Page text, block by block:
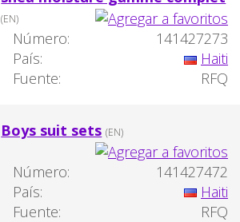
(EN)
Número:
141427273
País:
Haiti
Fuente:
RFQ
Boys suit sets (EN)
Número:
141427472
País:
Haiti
Fuente:
RFQ